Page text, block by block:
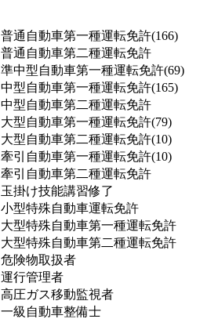
普通自動車第一種運転免許(166)
普通自動車第二種運転免許
準中型自動車第一種運転免許(69)
中型自動車第一種運転免許(165)
中型自動車第二種運転免許
大型自動車第一種運転免許(79)
大型自動車第二種運転免許(10)
牽引自動車第一種運転免許(10)
牽引自動車第二種運転免許
玉掛け技能講習修了
小型特殊自動車運転免許
大型特殊自動車第一種運転免許
大型特殊自動車第二種運転免許
危険物取扱者
運行管理者
高圧ガス移動監視者
一級自動車整備士